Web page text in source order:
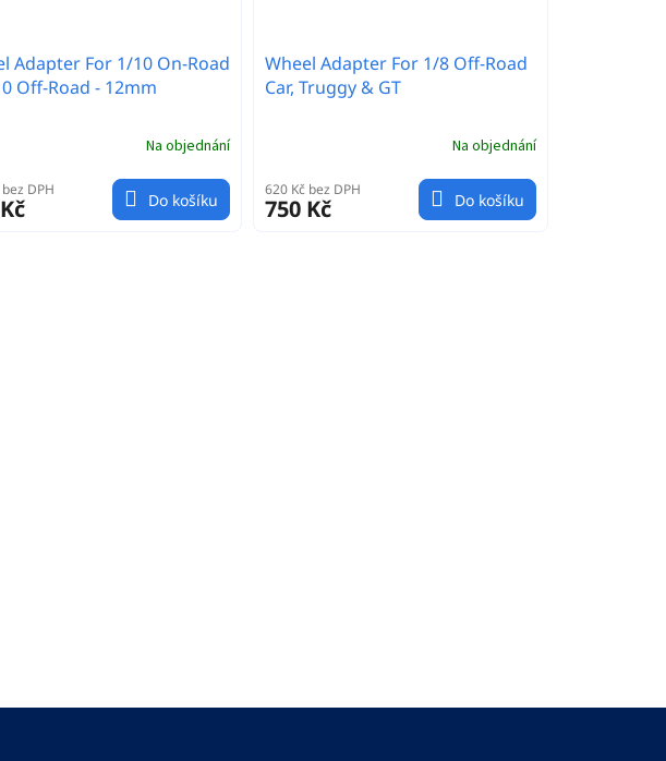
Adapter For 1/10 On-Road
Off-Road - 12mm
Na objednání
DPH
Do košíku
Wheel Adapter For 1/8 Off-Road
Car, Truggy & GT
Na objednání
620 Kč bez DPH
750 Kč Do košíku
v